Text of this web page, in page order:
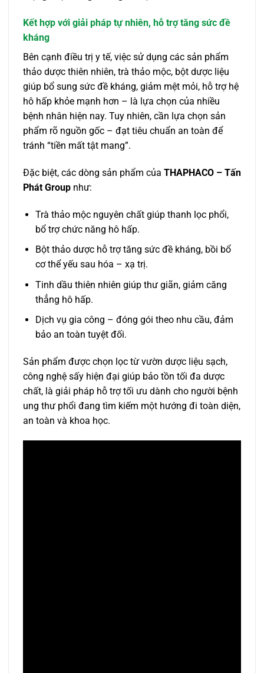
Kết hợp với giải pháp tự nhiên, hỗ trợ tăng sức đề
kháng
Bên cạnh điều trị y tế, việc sử dụng các sản phẩm
thảo dược thiên nhiên, trà thảo mộc, bột dược liệu
giúp bổ sung sức đề kháng, giảm mệt mỏi, hỗ trợ hệ
hô hấp khỏe mạnh hơn – là lựa chọn của nhiều
bệnh nhân hiện nay. Tuy nhiên, cần lựa chọn sản
phẩm rõ nguồn gốc – đạt tiêu chuẩn an toàn để
tránh “tiền mất tật mang”.
Đặc biệt, các dòng sản phẩm của THAPHACO – Tấn
Phát Group như:
Trà thảo mộc nguyên chất giúp thanh lọc phổi,
bổ trợ chức năng hô hấp.
Bột thảo dược hỗ trợ tăng sức đề kháng, bồi bổ
cơ thể yếu sau hóa – xạ trị.
Tinh dầu thiên nhiên giúp thư giãn, giảm căng
thẳng hô hấp.
Dịch vụ gia công – đóng gói theo nhu cầu, đảm
bảo an toàn tuyệt đối.
Sản phẩm được chọn lọc từ vườn dược liệu sạch,
công nghệ sấy hiện đại giúp bảo tồn tối đa dược
chất, là giải pháp hỗ trợ tối ưu dành cho người bệnh
ung thư phổi đang tìm kiếm một hướng đi toàn diện,
an toàn và khoa học.